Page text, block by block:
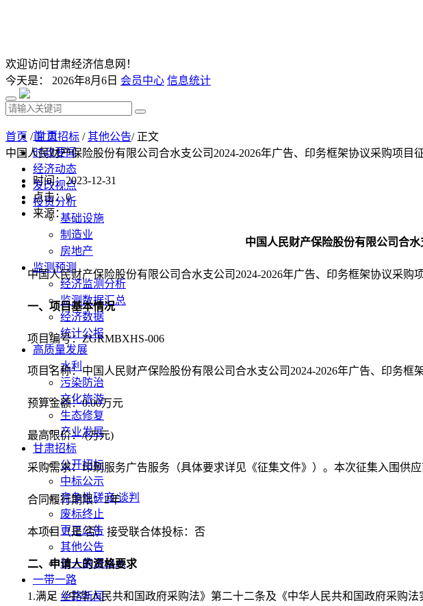
欢迎访问甘肃经济信息网！
今天是： 2026年8月6日 会员中心 信息统计
首 页
时政要闻
经济动态
发改视点
投资分析
基础设施
制造业
房地产
监测预测
经济监测分析
监测数据汇总
经济数据
统计公报
高质量发展
水利
污染防治
文化旅游
生态修复
产业发展
甘肃招标
公开招标
中标公示
竞争性磋商/谈判
废标终止
更正公告
其他公告
单一来源公示
一带一路
丝路新闻
首页 /甘肃招标 /其他公告/ 正文
中国人民财产保险股份有限公司合水支公司2024-2026年广告、印务框架协议采购项目
时间：2023-12-31
点击：0
来源：
中国人民财产保险股份有限公司合
中国人民财产保险股份有限公司合水支公司2024-2026年广告、印务框架协议采购
一、项目基本情况
项目编号：ZGRMBXHS-006
项目名称：中国人民财产保险股份有限公司合水支公司2024-2026年广告、印务框
预算金额：0.00万元
最高限价：/(万元)
采购需求：印刷服务广告服务（具体要求详见《征集文件》）。本次征集入围供
合同履行期限：2年
本项目（是/否）接受联合体投标：否
二、申请人的资格要求
1.满足《中华人民共和国政府采购法》第二十二条及《中华人民共和国政府采购